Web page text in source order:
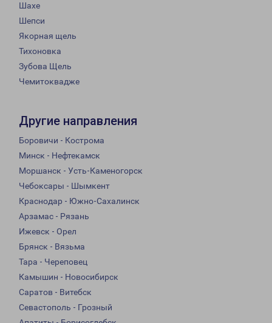
Шахе
Шепси
Якорная щель
Тихоновка
Зубова Щель
Чемитоквадже
Другие направления
Боровичи - Кострома
Минск - Нефтекамск
Моршанск - Усть-Каменогорск
Чебоксары - Шымкент
Краснодар - Южно-Сахалинск
Арзамас - Рязань
Ижевск - Орел
Брянск - Вязьма
Тара - Череповец
Камышин - Новосибирск
Саратов - Витебск
Севастополь - Грозный